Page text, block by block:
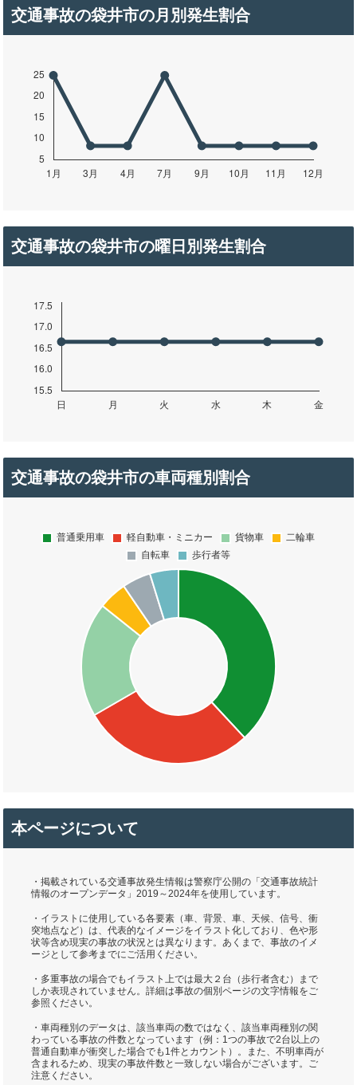
交通事故の袋井市の月別発生割合
交通事故の袋井市の曜日別発生割合
交通事故の袋井市の車両種別割合
本ページについて
・掲載されている交通事故発生情報は警察庁公開の「交通事故統計
情報のオープンデータ」2019～2024年を使用しています。
・イラストに使用している各要素（車、背景、車、天候、信号、衝
突地点など）は、代表的なイメージをイラスト化しており、色や形
状等含め現実の事故の状況とは異なります。あくまで、事故のイメ
ージとして参考までにご活用ください。
・多重事故の場合でもイラスト上では最大２台（歩行者含む）まで
しか表現されていません。詳細は事故の個別ページの文字情報をご
参照ください。
・車両種別のデータは、該当車両の数ではなく、該当車両種別の関
わっている事故の件数となっています（例：1つの事故で2台以上の
普通自動車が衝突した場合でも1件とカウント）。また、不明車両が
含まれるため、現実の事故件数と一致しない場合がございます。ご
注意ください。